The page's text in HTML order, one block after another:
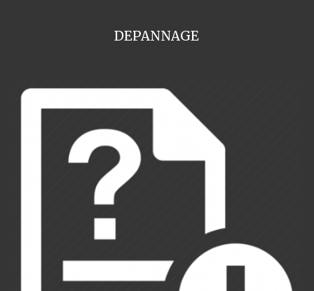
DEPANNAGE